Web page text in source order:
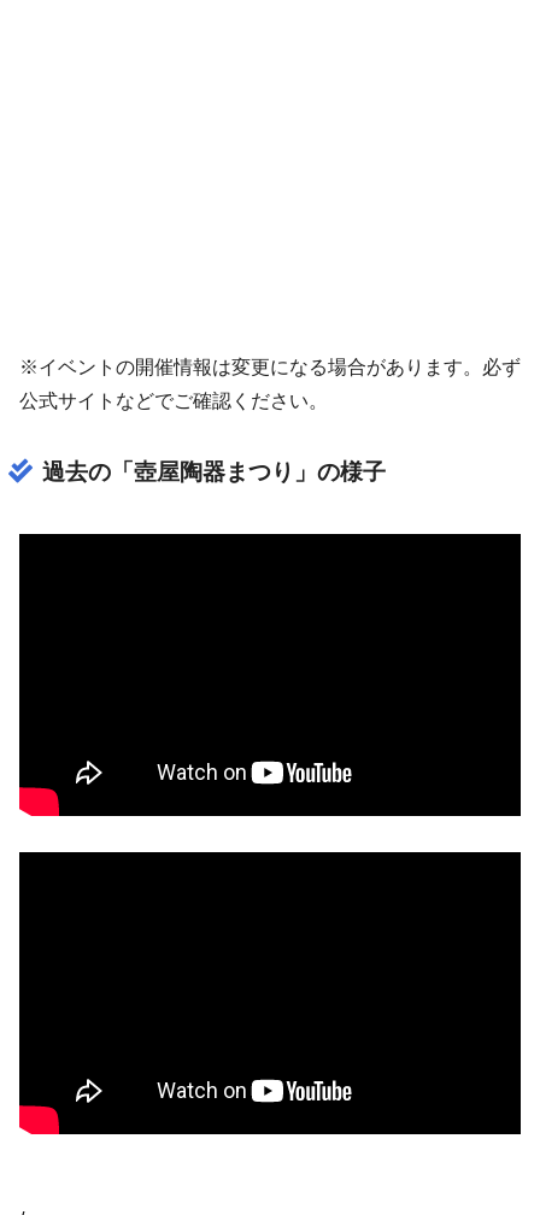
※イベントの開催情報は変更になる場合があります。必ず
公式サイトなどでご確認ください。
過去の「壺屋陶器まつり」の様子